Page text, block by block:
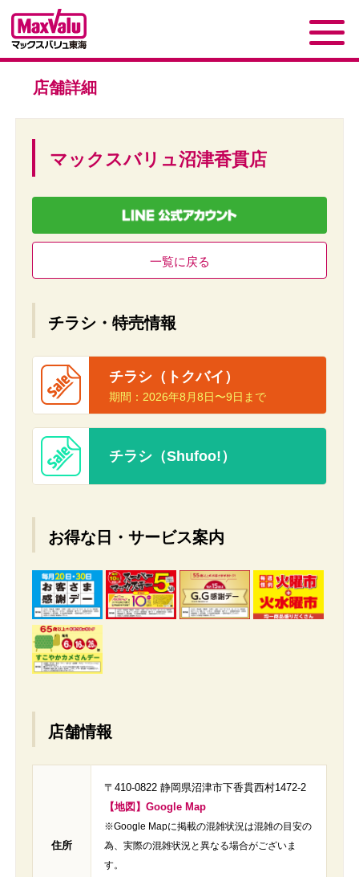
店舗詳細
マックスバリュ沼津香貫店
一覧に戻る
チラシ・特売情報
チラシ（トクバイ）
期間： 2026年8月8日〜9日まで
チラシ（Shufoo!）
お得な日・サービス案内
店舗情報
住所
〒410-0822 静岡県沼津市下香貫西村1472-2
【地図】Google Map
※Google Mapに掲載の混雑状況は混雑の目安の
為、実際の混雑状況と異なる場合がございま
す。